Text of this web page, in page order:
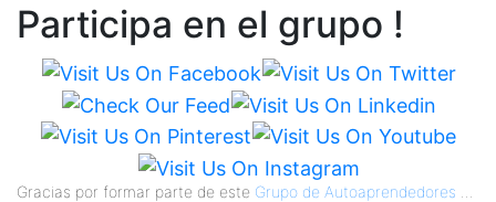
Participa en el grupo !
Gracias por formar parte de este Grupo de Autoaprendedores